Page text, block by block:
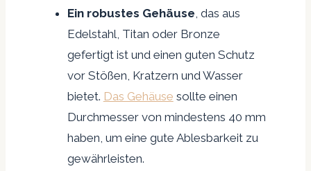
Ein robustes Gehäuse , das aus
Edelstahl, Titan oder Bronze
gefertigt ist und einen guten Schutz
vor Stößen, Kratzern und Wasser
bietet. Das Gehäuse sollte einen
Durchmesser von mindestens 40 mm
haben, um eine gute Ablesbarkeit zu
gewährleisten.